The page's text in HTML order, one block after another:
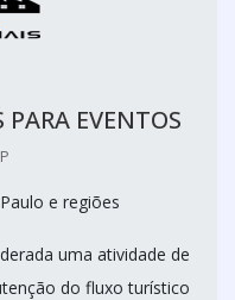
EVENTOS
e regiões
uma atividade de
do fluxo turístico